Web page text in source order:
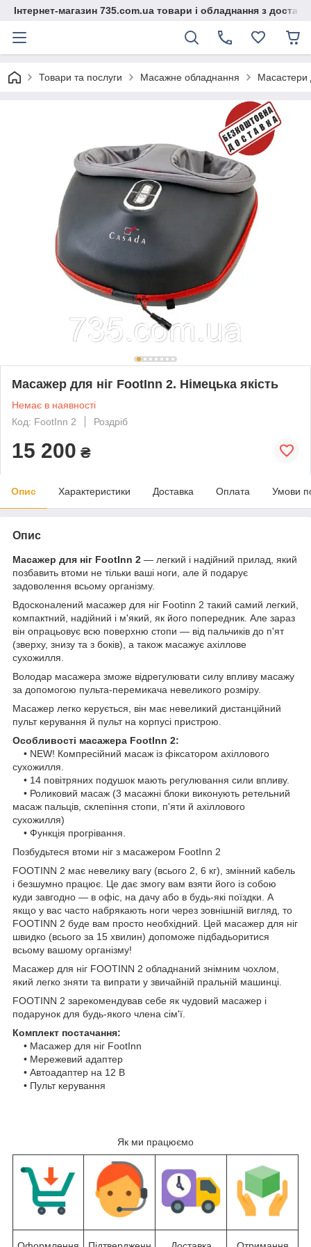
Інтернет-магазин 735.com.ua товари і обладнання з
Товари та послуги Масажне обладнання Масастери
Масажер для ніг FootInn 2. Німецька якість
Немає в наявності
Код: FootInn 2
Роздріб
15 200 ₴
Опис Характеристики Доставка Оплата Умови
Опис
Масажер для ніг FootInn 2 — легкий і надійний прилад, який
позбавить втоми не тільки ваші ноги, але й подарує
задоволення всьому організму.
Вдосконалений масажер для ніг Footinn 2 такий самий легкий,
компактний, надійний і м'який, як його попередник. Але зараз
він опрацьовує всю поверхню стопи — від пальчиків до п'ят
(зверху, знизу та з боків), а також масажує ахіллове
сухожилля.
Володар масажера зможе відрегулювати силу впливу масажу
за допомогою пульта-перемикача невеликого розміру.
Масажер легко керується, він має невеликий дистанційний
пульт керування й пульт на корпусі пристрою.
Особливості масажера FootInn 2:
• NEW! Компресійний масаж із фіксатором ахіллового
сухожилля.
• 14 повітряних подушок мають регулювання сили впливу.
• Роликовий масаж (3 масажні блоки виконують ретельний
масаж пальців, склепіння стопи, п'яти й ахіллового
сухожилля)
• Функція прогрівання.
Позбудьтеся втоми ніг з масажером FootInn 2
FOOTINN 2 має невелику вагу (всього 2, 6 кг), змінний кабель
і безшумно працює. Це дає змогу вам взяти його із собою
куди завгодно — в офіс, на дачу або в будь-які поїздки. А
якщо у вас часто набрякають ноги через зовнішній вигляд, то
FOOTINN 2 буде вам просто необхідний. Цей масажер для ніг
швидко (всього за 15 хвилин) допоможе підбадьоритися
всьому вашому організму!
Масажер для ніг FOOTINN 2 обладнаний знімним чохлом,
який легко зняти та випрати у звичайній пральній машинці.
FOOTINN 2 зарекомендував себе як чудовий масажер і
подарунок для будь-якого члена сім'ї.
Комплект постачання:
• Масажер для ніг FootInn
• Мережевий адаптер
• Автоадаптер на 12 В
• Пульт керування
Як ми працюємо